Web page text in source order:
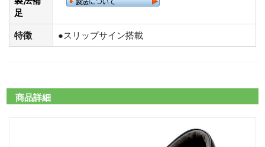
足
特徴 ●スリップサイン搭載
商品詳細